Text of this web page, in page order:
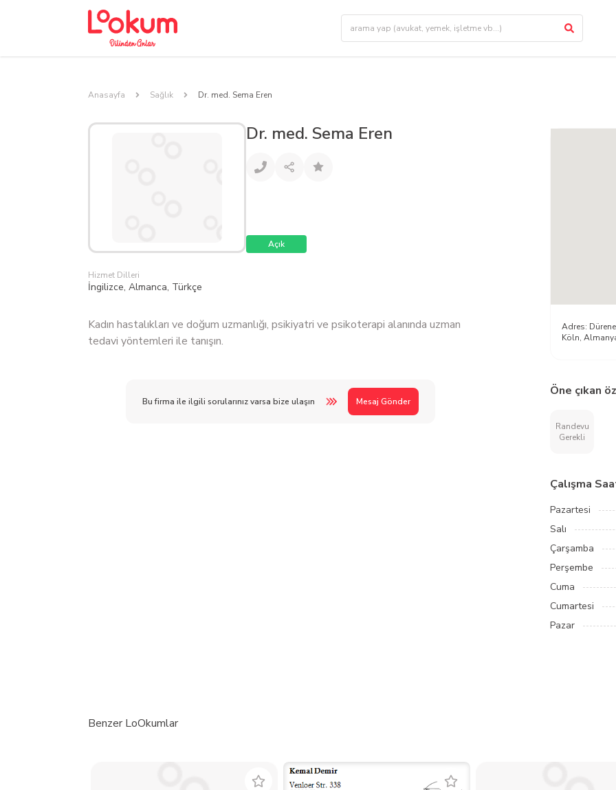
Anasayfa Sağlık Dr. med. Sema Eren
Dr. med. Sema Eren
Açık
Hizmet Dilleri
İngilizce, Almanca, Türkçe
Kadın hastalıkları ve doğum uzmanlığı, psikiyatri ve psikoterapi alanında uzman
tedavi yöntemleri ile tanışın.
Bu firma ile ilgili sorularınız varsa bize ulaşın Mesaj Gönder
Adres:
Köln,
Öne çıkan
Randevu
Gerekli
Çalışma
Pazartesi
Salı
Çarşamba
Perşembe
Cuma
Cumartesi
Pazar
Benzer LoOkumlar